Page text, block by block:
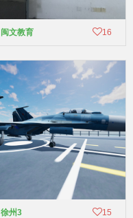
闽文教育 16
徐州3 15